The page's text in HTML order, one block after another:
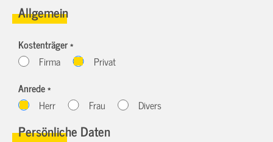
Allgemein
Kostenträger *
Firma
Privat
Anrede *
Herr
Frau Divers
Persönliche Daten